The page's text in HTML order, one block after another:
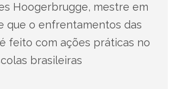
Hoogerbrugge, mestre em
que o enfrentamentos das
feito com ações práticas no
brasileiras